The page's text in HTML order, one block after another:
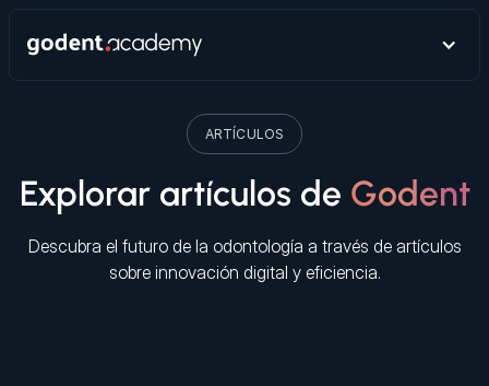
ARTÍCULOS
Explorar artículos de Godent
Descubra el futuro de la odontología a través de artículos
sobre innovación digital y eficiencia.